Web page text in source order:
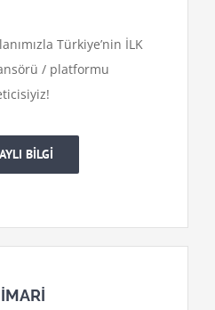
Türkiye’nin İLK
/ platformu
BİLGİ